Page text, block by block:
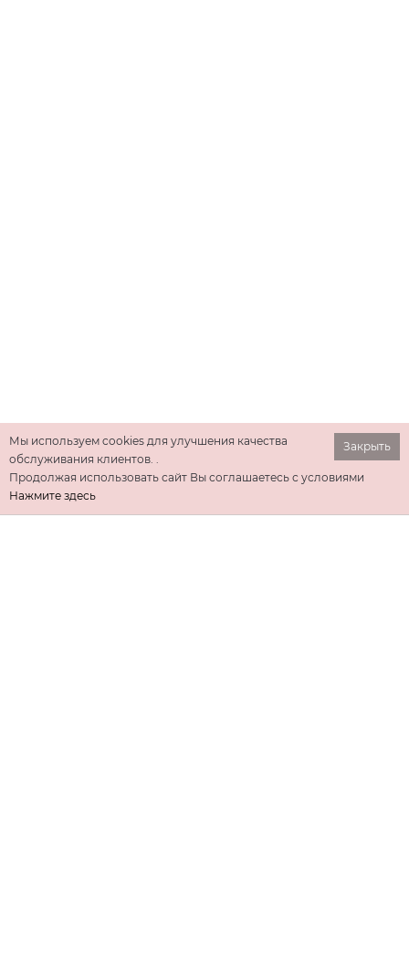
Закрыть
Мы используем cookies для улучшения качества
обслуживания клиентов. .
Продолжая использовать сайт Вы соглашаетесь с условиями
Нажмите здесь